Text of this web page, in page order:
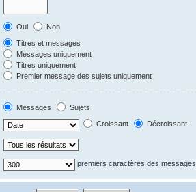
Oui
Non
Titres et messages
Messages uniquement
Titres uniquement
Premier message des sujets uniquement
Messages
Sujets
Croissant Décroissant
premiers caractères des messages